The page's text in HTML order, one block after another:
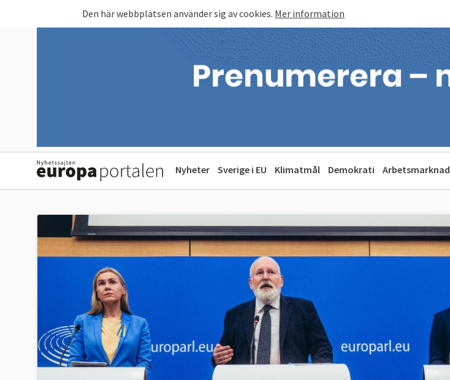
Den här webbplatsen använder sig av cookies. Mer information
Nyheter Sverige i EU Klimatmål Demokrati Arbetsmarknad